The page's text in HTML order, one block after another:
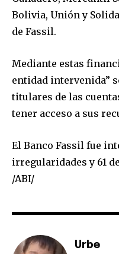
Bolivia, Unión y
de Fassil.
Mediante estas
entidad intervenida”
titulares de las
tener acceso a sus
El Banco Fassil fue
irregularidades y 61
/ABI/
Urbe